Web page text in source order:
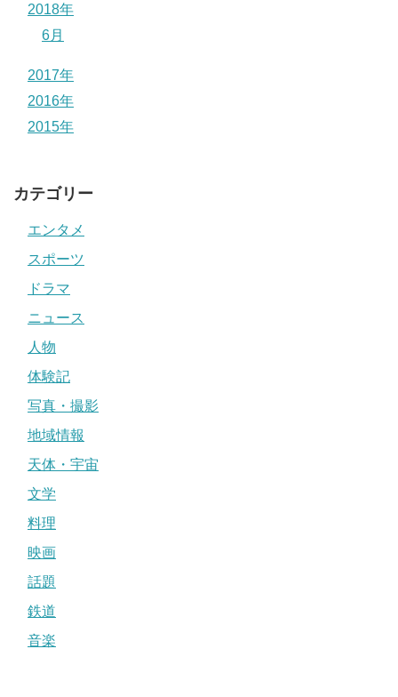
2018年
6月
2017年
2016年
2015年
カテゴリー
エンタメ
スポーツ
ドラマ
ニュース
人物
体験記
写真・撮影
地域情報
天体・宇宙
文学
料理
映画
話題
鉄道
音楽